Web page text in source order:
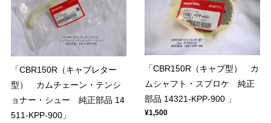
「CBR150R（キャブレター
型） カムチェーン・テンシ
ョナー・シュー 純正部品 14
511-KPP-900」
「CBR150R（キャブ型） カ
ムシャフト・スプロケ 純正
部品 14321-KPP-900 」
¥1,500